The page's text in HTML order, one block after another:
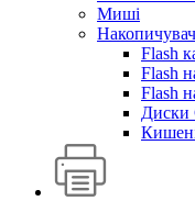
Миші
Flash
Flash
Flash
Диски